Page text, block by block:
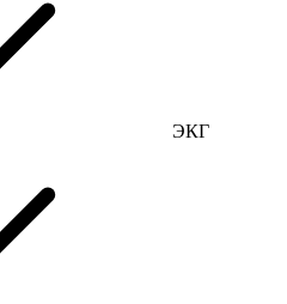
ЭКГ